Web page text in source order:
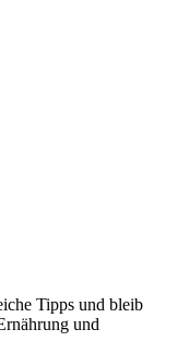
Tipps und bleib
und